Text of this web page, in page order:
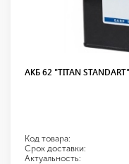
АКБ 62 "TITAN
Код товара:
Срок доставки:
Актуальность: